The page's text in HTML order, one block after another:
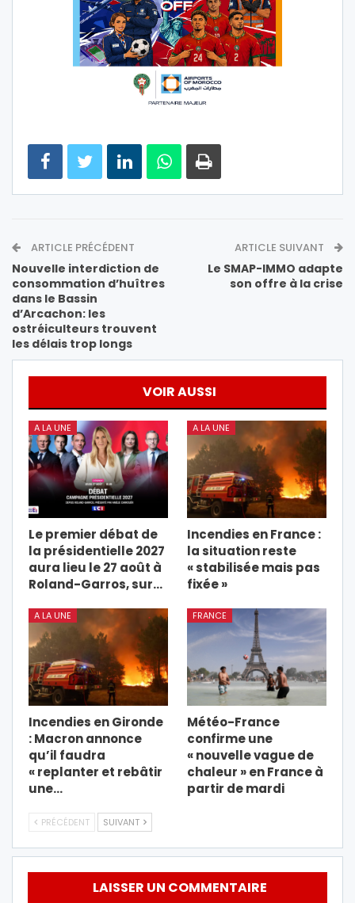
ARTICLE PRÉCÉDENT
Nouvelle interdiction de
consommation d’huîtres
dans le Bassin
d’Arcachon: les
ostréiculteurs trouvent
les délais trop longs
ARTICLE SUIVANT
Le SMAP-IMMO adapte
son offre à la crise
VOIR AUSSI
A LA UNE
Le premier débat de
la présidentielle 2027
aura lieu le 27 août à
Roland-Garros, sur…
A LA UNE
Incendies en France :
la situation reste
« stabilisée mais pas
fixée »
A LA UNE
Incendies en Gironde
: Macron annonce
qu’il faudra
« replanter et rebâtir
une…
FRANCE
Météo-France
confirme une
« nouvelle vague de
chaleur » en France à
partir de mardi
PRÉCÉDENT SUIVANT
LAISSER UN COMMENTAIRE